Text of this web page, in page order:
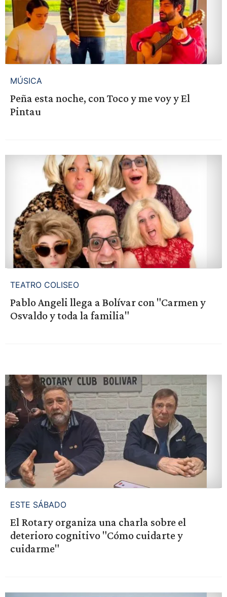
MÚSICA
Peña esta noche, con Toco y me voy y El
Pintau
TEATRO COLISEO
Pablo Angeli llega a Bolívar con "Carmen y
Osvaldo y toda la familia"
ESTE SÁBADO
El Rotary organiza una charla sobre el
deterioro cognitivo "Cómo cuidarte y
cuidarme"